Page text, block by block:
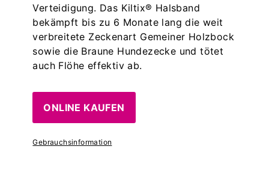
Verteidigung. Das Kiltix® Halsband
bekämpft bis zu 6 Monate lang die weit
verbreitete Zeckenart Gemeiner Holzbock
sowie die Braune Hundezecke und tötet
auch Flöhe effektiv ab.
ONLINE KAUFEN
Gebrauchsinformation